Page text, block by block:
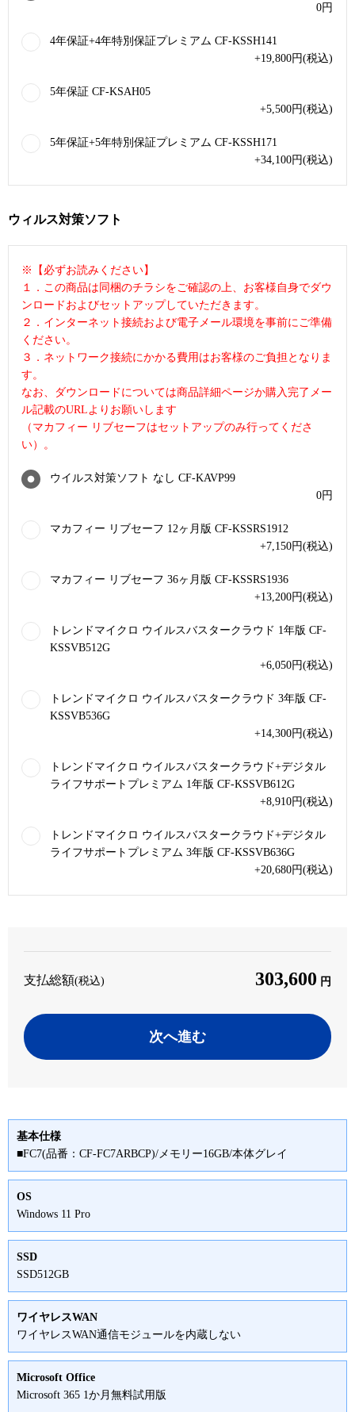
0円
4年保証+4年特別保証プレミアム CF-KSSH141
+19,800円(税込)
5年保証 CF-KSAH05
+5,500円(税込)
5年保証+5年特別保証プレミアム CF-KSSH171
+34,100円(税込)
ウィルス対策ソフト
※【必ずお読みください】
１．この商品は同梱のチラシをご確認の上、お客様自身でダウ
ンロードおよびセットアップしていただきます。
２．インターネット接続および電子メール環境を事前にご準備
ください。
３．ネットワーク接続にかかる費用はお客様のご負担となりま
す。
なお、ダウンロードについては商品詳細ページか購入完了メー
ル記載のURLよりお願いします
（マカフィー リブセーフはセットアップのみ行ってくださ
い）。
ウイルス対策ソフト なし CF-KAVP99
0円
マカフィー リブセーフ 12ヶ月版 CF-KSSRS1912
+7,150円(税込)
マカフィー リブセーフ 36ヶ月版 CF-KSSRS1936
+13,200円(税込)
トレンドマイクロ ウイルスバスタークラウド 1年版 CF-
KSSVB512G
+6,050円(税込)
トレンドマイクロ ウイルスバスタークラウド 3年版 CF-
KSSVB536G
+14,300円(税込)
トレンドマイクロ ウイルスバスタークラウド+デジタル
ライフサポートプレミアム 1年版 CF-KSSVB612G
+8,910円(税込)
トレンドマイクロ ウイルスバスタークラウド+デジタル
ライフサポートプレミアム 3年版 CF-KSSVB636G
+20,680円(税込)
支払総額(税込) 303,600 円
次へ進む
基本仕様
■FC7(品番：CF-FC7ARBCP)/メモリー16GB/本体グレイ
OS
Windows 11 Pro
SSD
SSD512GB
ワイヤレスWAN
ワイヤレスWAN通信モジュールを内蔵しない
Microsoft Office
Microsoft 365 1か月無料試用版